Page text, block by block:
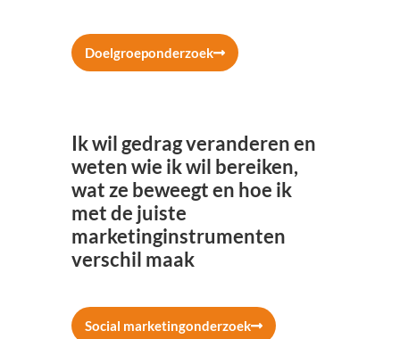
Doelgroeponderzoek
Ik wil gedrag veranderen en
weten wie ik wil bereiken,
wat ze beweegt en hoe ik
met de juiste
marketinginstrumenten
verschil maak
Social marketingonderzoek